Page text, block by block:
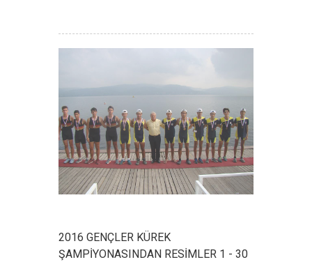
2016 GENÇLER KÜREK
ŞAMPİYONASINDAN RESİMLER 1 - 30